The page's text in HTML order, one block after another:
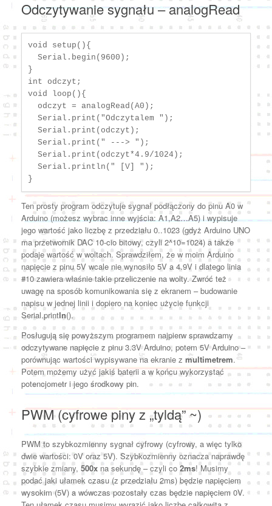
Odczytywanie sygnału – analogRead
void setup(){
  Serial.begin(9600);
}
int odczyt;
void loop(){
  odczyt = analogRead(A0);
  Serial.print("Odczytalem ");
  Serial.print(odczyt);
  Serial.print(" ---> ");
  Serial.print(odczyt*4.9/1024);
  Serial.println(" [V] ");
}
Ten prosty program odczytuje sygnał podłączony do pinu A0 w
Arduino (możesz wybrac inne wyjścia: A1,A2…A5) i wypisuje
jego wartość jako liczbę z przedziału 0..1023 (gdyż Arduino UNO
ma przetwornik DAC 10-cio bitowy, czyli 2^10=1024) a także
podaje wartość w woltach. Sprawdziłem, że w moim Arduino
napięcie z pinu 5V wcale nie wynosiło 5V a 4.9V i dlatego linia
#10 zawiera właśnie takie przeliczenie na wolty. Zwróć też
uwagę na sposób komunikowania się z ekranem – budowanie
napisu w jednej linii i dopiero na koniec użycie funkcji
Serial.println().
Posługują się powyższym programem najpierw sprawdzamy
odczytywane napięcie z pinu 3.3V Arduino, potem 5V Arduino –
porównując wartości wypisywane na ekranie z multimetrem.
Potem możemy użyć jakiś baterii a w końcu wykorzystać
potencjometr i jego środkowy pin.
PWM (cyfrowe piny z „tyldą” ~)
PWM to szybkozmienny sygnał cyfrowy (cyfrowy, a więc tylko
dwie wartości: 0V oraz 5V). Szybkozmienny oznacza naprawdę
szybkie zmiany, 500x na sekundę – czyli co 2ms! Musimy
podać jaki ułamek czasu (z przedziału 2ms) będzie napięciem
wysokim (5V) a wówczas pozostały czas będzie napięciem 0V.